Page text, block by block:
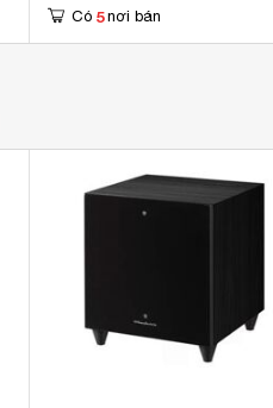
Có 5 nơi bán